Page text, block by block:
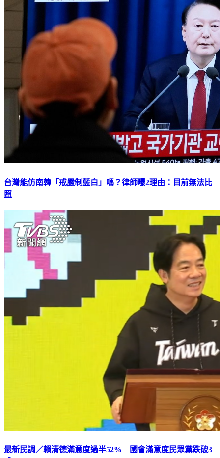
台灣能仿南韓「戒嚴制藍白」嗎？律師曝2理由：目前無法比
照
最新民調／賴清德滿意度過半52% 國會滿意度民眾黨跌破3